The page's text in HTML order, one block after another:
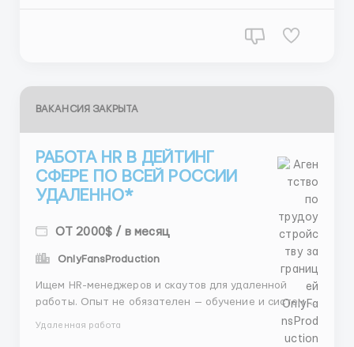
ВАКАНСИЯ ЗАКРЫТА
РАБОТА HR В ДЕЙТИНГ
СФЕРЕ ПО ВСЕЙ РОССИИ
УДАЛЕННО*
ОТ 2000$ / в месяц
OnlyFansProduction
Ищем HR-менеджеров и скаутов для удаленной
работы. Опыт не обязателен — обучение и система
Удаленная работа